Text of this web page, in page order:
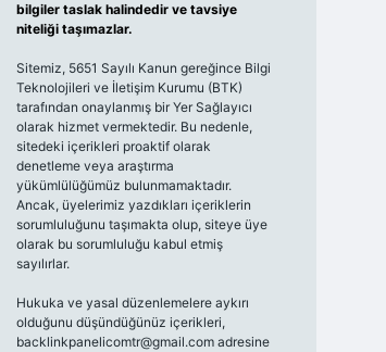
bilgiler taslak halindedir ve tavsiye
niteliği taşımazlar.
Sitemiz, 5651 Sayılı Kanun gereğince Bilgi
Teknolojileri ve İletişim Kurumu (BTK)
tarafından onaylanmış bir Yer Sağlayıcı
olarak hizmet vermektedir. Bu nedenle,
sitedeki içerikleri proaktif olarak
denetleme veya araştırma
yükümlülüğümüz bulunmamaktadır.
Ancak, üyelerimiz yazdıkları içeriklerin
sorumluluğunu taşımakta olup, siteye üye
olarak bu sorumluluğu kabul etmiş
sayılırlar.
Hukuka ve yasal düzenlemelere aykırı
olduğunu düşündüğünüz içerikleri,
backlinkpanelicomtr@gmail.comadresine